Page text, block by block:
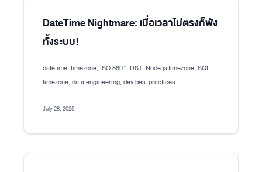
DateTime Nightmare: เมื่อเวลาไม่ตรงก็พัง
ทั้งระบบ!
datetime, timezone, ISO 8601, DST, Node.js timezone, SQL
timezone, data engineering, dev best practices
July 28, 2025